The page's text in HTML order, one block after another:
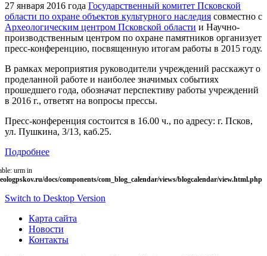
27 января 2016 года Государственный комитет Псковской
области по охране объектов культурного наследия совместно с
Археологическим центром Псковской области и Научно-
производственным центром по охране памятников организует
пресс-конференцию, посвященную итогам работы в 2015 году.
В рамках мероприятия руководители учреждений расскажут о
проделанной работе и наиболее значимых событиях
прошедшего года, обозначат перспективу работы учреждений
в 2016 г., ответят на вопросы прессы.
Пресс-конференция состоится в 16.00 ч., по адресу: г. Псков,
ул. Пушкина, 3/13, каб.25.
Подробнее
urm in
docs/components/com_blog_calendar/views/blogcalendar/view.html.php
Switch to Desktop Version
Карта сайта
Новости
Контакты